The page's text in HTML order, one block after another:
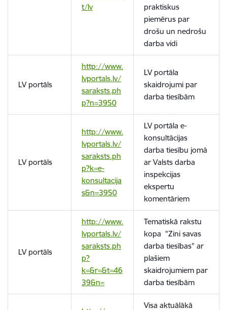
t/lv
praktiskus
piemērus par
drošu un nedrošu
darba vidi
LV portāls
http://www.
lvportals.lv/
saraksts.ph
p?n=3950
LV portāla
skaidrojumi par
darba tiesībām
LV portāls
http://www.
lvportals.lv/
saraksts.ph
p?k=e-
konsultacija
s&n=3950
LV portāla e-
konsultācijas
darba tiesību jomā
ar Valsts darba
inspekcijas
ekspertu
komentāriem
LV portāls
http://www.
lvportals.lv/
saraksts.ph
p?
k=&r=&t=46
39&n=
Tematiskā rakstu
kopa "Zini savas
darba tiesības" ar
plašiem
skaidrojumiem par
darba tiesībām
Visa aktuālākā